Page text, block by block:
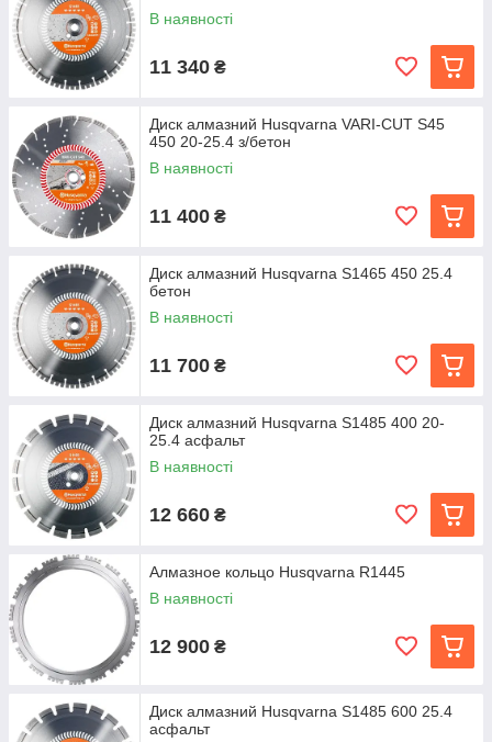
В наявності
11 340 ₴
Диск алмазний Husqvarna VARI-CUT S45
450 20-25.4 з/бетон
В наявності
11 400 ₴
Диск алмазний Husqvarna S1465 450 25.4
бетон
В наявності
11 700 ₴
Диск алмазний Husqvarna S1485 400 20-
25.4 асфальт
В наявності
12 660 ₴
Алмазное кольцо Husqvarna R1445
В наявності
12 900 ₴
Диск алмазний Husqvarna S1485 600 25.4
асфальт